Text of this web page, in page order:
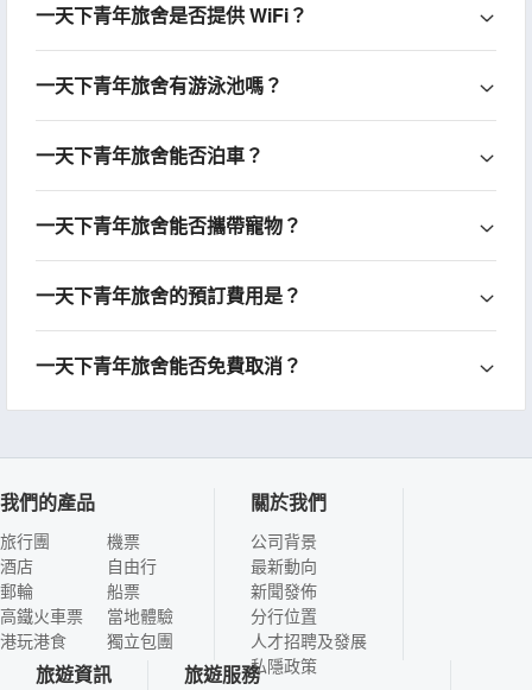
一天下青年旅舍是否提供 WiFi？
一天下青年旅舍有游泳池嗎？
一天下青年旅舍能否泊車？
一天下青年旅舍能否攜帶寵物？
一天下青年旅舍的預訂費用是？
一天下青年旅舍能否免費取消？
我們的產品
旅行團
酒店
郵輪
高鐵火車票
港玩港食
機票
自由行
船票
當地體驗
獨立包團
關於我們
公司背景
最新動向
新聞發佈
分行位置
人才招聘及發展
私隱政策
旅遊資訊 旅遊服務